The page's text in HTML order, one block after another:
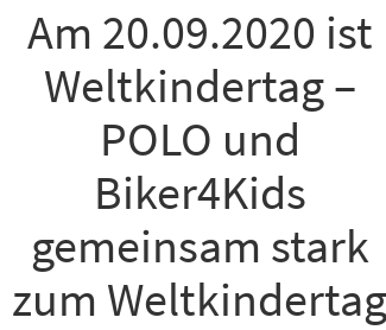
Am 20.09.2020 ist
Weltkindertag –
POLO und
Biker4Kids
gemeinsam stark
zum